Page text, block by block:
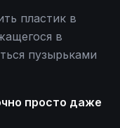
пластик в
в
пузырьками
просто даже